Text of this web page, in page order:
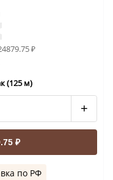
₽
(125 м)
+
₽
по РФ